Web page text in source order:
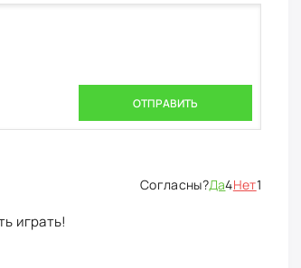
ОТПРАВИТЬ
Да4Нет1
играть!